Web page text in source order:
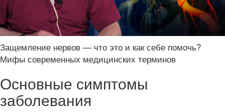
Защемление нервов — что это и как себе помочь?
Мифы современных медицинских терминов
Основные симптомы
заболевания